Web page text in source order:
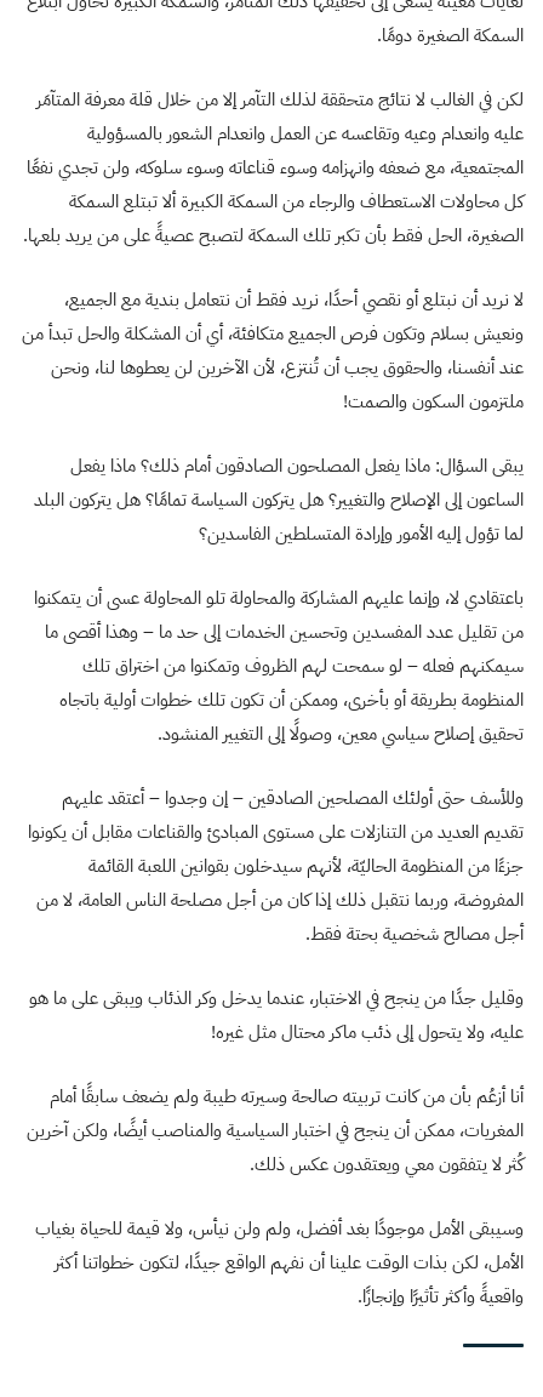
السمكة الصغيرة دومًا.
لكن في الغالب لا نتائج متحققة لذلك التآمر إلا من خلال قلة معرفة المتآمَر
عليه وانعدام وعيه وتقاعسه عن العمل وانعدام الشعور بالمسؤولية
المجتمعية، مع ضعفه وانهزامه وسوء قناعاته وسوء سلوكه، ولن تجدي نفعًا
كل محاولات الاستعطاف والرجاء من السمكة الكبيرة ألا تبتلع السمكة
الصغيرة، الحل فقط بأن تكبر تلك السمكة لتصبح عصيةً على من يريد بلعها.
لا نريد أن نبتلع أو نقصي أحدًا، نريد فقط أن نتعامل بندية مع الجميع،
ونعيش بسلام وتكون فرص الجميع متكافئة، أي أن المشكلة والحل تبدأ من
عند أنفسنا، والحقوق يجب أن تُنتزع، لأن الآخرين لن يعطوها لنا، ونحن
ملتزمون السكون والصمت!
يبقى السؤال: ماذا يفعل المصلحون الصادقون أمام ذلك؟ ماذا يفعل
الساعون إلى الإصلاح والتغيير؟ هل يتركون السياسة تمامًا؟ هل يتركون البلد
لما تؤول إليه الأمور وإرادة المتسلطين الفاسدين؟
باعتقادي لا، وإنما عليهم المشاركة والمحاولة تلو المحاولة عسى أن يتمكنوا
من تقليل عدد المفسدين وتحسين الخدمات إلى حد ما – وهذا أقصى ما
سيمكنهم فعله – لو سمحت لهم الظروف وتمكنوا من اختراق تلك
المنظومة بطريقة أو بأخرى، وممكن أن تكون تلك خطوات أولية باتجاه
تحقيق إصلاح سياسي معين، وصولًا إلى التغيير المنشود.
وللأسف حتى أولئك المصلحين الصادقين – إن وجدوا – أعتقد عليهم
تقديم العديد من التنازلات على مستوى المبادئ والقناعات مقابل أن يكونوا
جزءًا من المنظومة الحاليّة، لأنهم سيدخلون بقوانين اللعبة القائمة
المفروضة، وربما نتقبل ذلك إذا كان من أجل مصلحة الناس العامة، لا من
أجل مصالح شخصية بحتة فقط.
وقليل جدًا من ينجح في الاختبار، عندما يدخل وكر الذئاب ويبقى على ما هو
عليه، ولا يتحول إلى ذئب ماكر محتال مثل غيره!
أنا أزعُم بأن من كانت تربيته صالحة وسيرته طيبة ولم يضعف سابقًا أمام
المغريات، ممكن أن ينجح في اختبار السياسية والمناصب أيضًا، ولكن آخرين
كُثر لا يتفقون معي ويعتقدون عكس ذلك.
وسيبقى الأمل موجودًا بغد أفضل، ولم ولن نيأس، ولا قيمة للحياة بغياب
الأمل، لكن بذات الوقت علينا أن نفهم الواقع جيدًا، لتكون خطواتنا أكثر
واقعيةً وأكثر تأثيرًا وإنجازًا.